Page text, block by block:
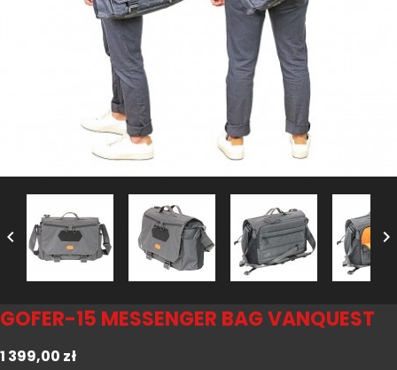
 
GOFER-15 MESSENGER BAG VANQUEST
1 399,00 zł